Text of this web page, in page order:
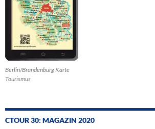
Berlin/Brandenburg Karte
Tourismus
CTOUR 30: MAGAZIN 2020